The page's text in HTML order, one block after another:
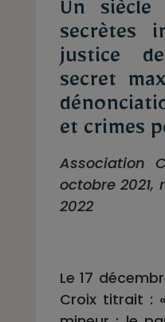
Un siècle
secrètes
justice
secret
et crimes
Association
octobre 2021,
2022
Le 17
Croix titrait :